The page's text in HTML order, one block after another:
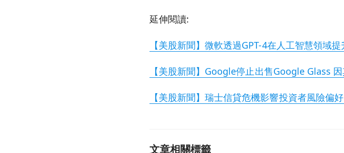
延伸閱讀:
【美股新聞】微軟透過GPT-4在人工智慧領域
【美股新聞】Google停止出售Google Glass
【美股新聞】瑞士信貸危機影響投資者風險偏
文章相關標籤